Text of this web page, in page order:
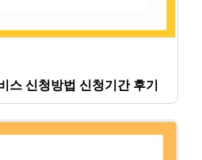
스 신청방법 신청기간 후기